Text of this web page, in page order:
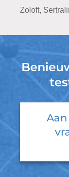
Zoloft,